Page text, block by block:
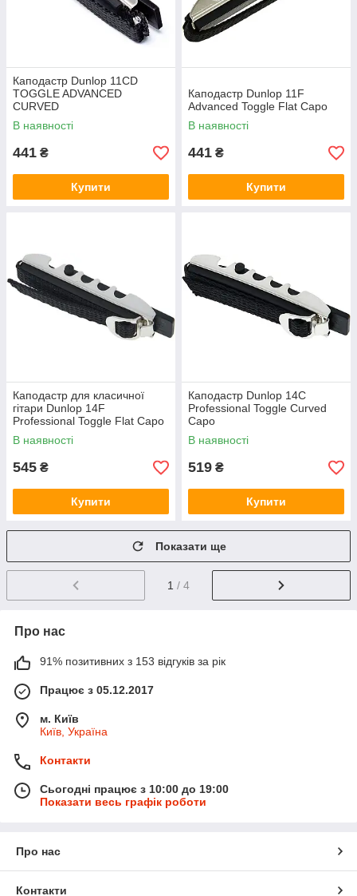
Каподастр Dunlop 11CD
TOGGLE ADVANCED
CURVED
В наявності
441 ₴
Купити
Каподастр Dunlop 11F
Advanced Toggle Flat Capo
В наявності
441 ₴
Купити
Каподастр для класичної
гітари Dunlop 14F
Professional Toggle Flat Capo
В наявності
545 ₴
Купити
Каподастр Dunlop 14C
Professional Toggle Curved
Capo
В наявності
519 ₴
Купити
Показати ще
1 / 4
Про нас
91% позитивних з 153 відгуків за рік
Працює з 05.12.2017
м. Київ
Київ, Україна
Контакти
Сьогодні працює з 10:00 до 19:00
Показати весь графік роботи
Про нас
Контакти